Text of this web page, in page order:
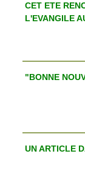
CET ETE
L'EVANGILE
"BONNE
UN ARTICLE